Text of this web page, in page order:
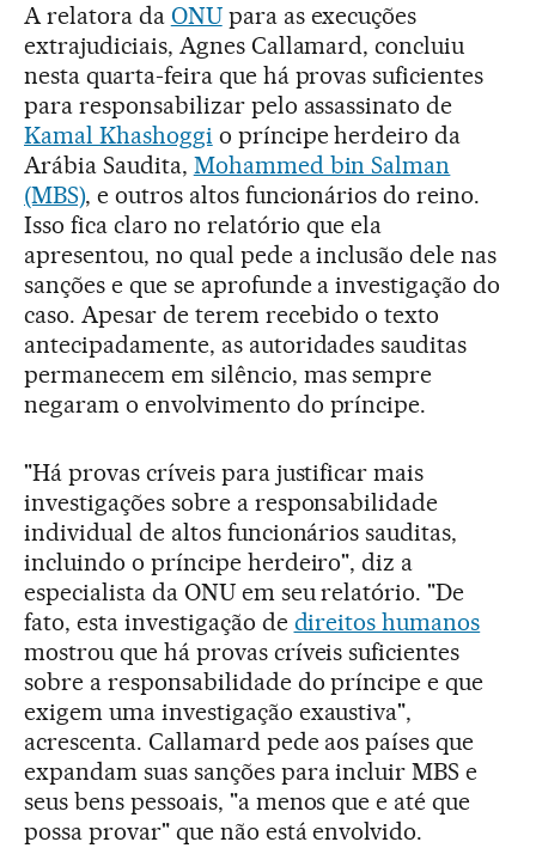
A relatora da ONUpara as execuções
extrajudiciais, Agnes Callamard, concluiu
nesta quarta-feira que há provas suficientes
para responsabilizar pelo assassinato de
Kamal Khashoggi o príncipe herdeiro da
Arábia Saudita, Mohammed bin Salman
(MBS), e outros altos funcionários do reino.
Isso fica claro no relatório que ela
apresentou, no qual pede a inclusão dele nas
sanções e que se aprofunde a investigação do
caso. Apesar de terem recebido o texto
antecipadamente, as autoridades sauditas
permanecem em silêncio, mas sempre
negaram o envolvimento do príncipe.
"Há provas críveis para justificar mais
investigações sobre a responsabilidade
individual de altos funcionários sauditas,
incluindo o príncipe herdeiro", diz a
especialista da ONU em seu relatório. "De
fato, esta investigação de direitos humanos
mostrou que há provas críveis suficientes
sobre a responsabilidade do príncipe e que
exigem uma investigação exaustiva",
acrescenta. Callamard pede aos países que
expandam suas sanções para incluir MBS e
seus bens pessoais, "a menos que e até que
possa provar" que não está envolvido.